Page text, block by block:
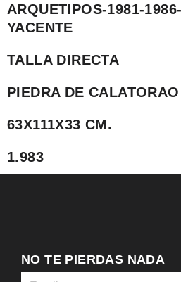
ARQUETIPOS-1981-
YACENTE
TALLA DIRECTA
PIEDRA DE CALATORAO
63X111X33 CM.
1.983
NO TE PIERDAS NADA